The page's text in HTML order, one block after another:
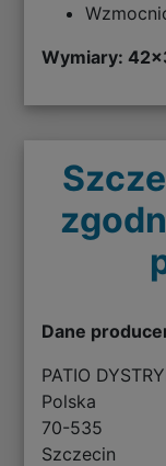
Wymiary:
Dane
PATIO
Polska
70-535
Szczecin